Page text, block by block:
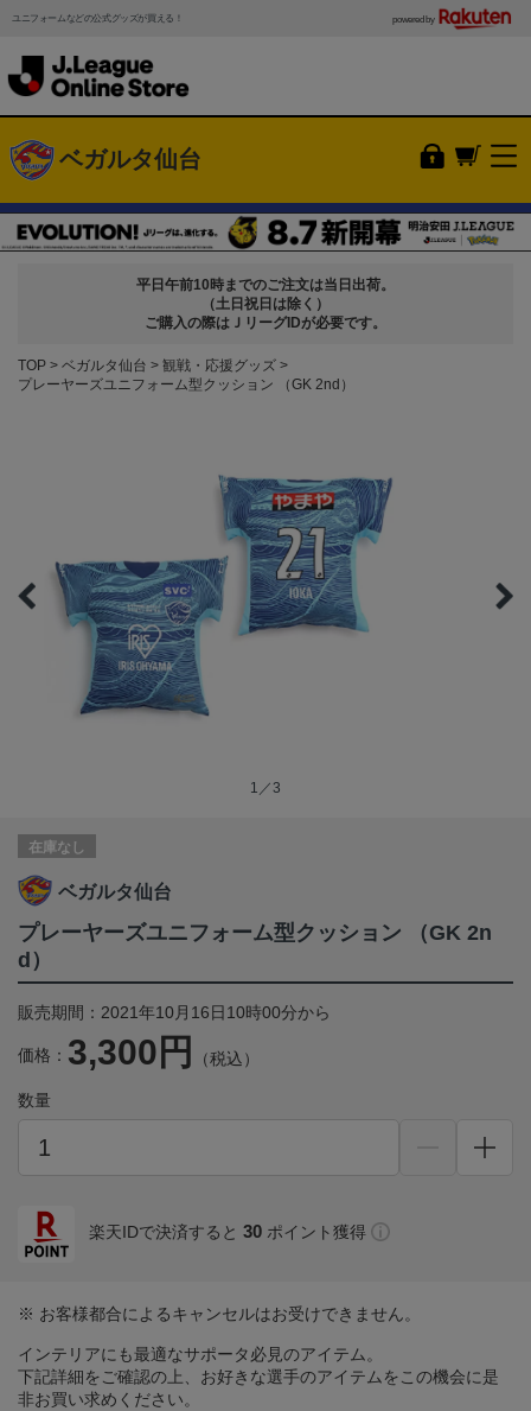
ユニフォームなどの公式グッズが買える！ powered by
ベガルタ仙台
平日午前10時までのご注文は当日出荷。
（土日祝日は除く）
ご購入の際はＪリーグIDが必要です。
TOP ベガルタ仙台
観戦・応援グッズ
プレーヤーズユニフォーム型クッション （GK 2nd）
1／3
在庫なし
ベガルタ仙台
プレーヤーズユニフォーム型クッション （GK 2n
d）
販売期間：2021年10月16日10時00分から
価格： 3,300円 （税込）
数量
楽天IDで決済すると 30 ポイント獲得
※ お客様都合によるキャンセルはお受けできません。
インテリアにも最適なサポータ必見のアイテム。
下記詳細をご確認の上、お好きな選手のアイテムをこの機会に是
非お買い求めください。